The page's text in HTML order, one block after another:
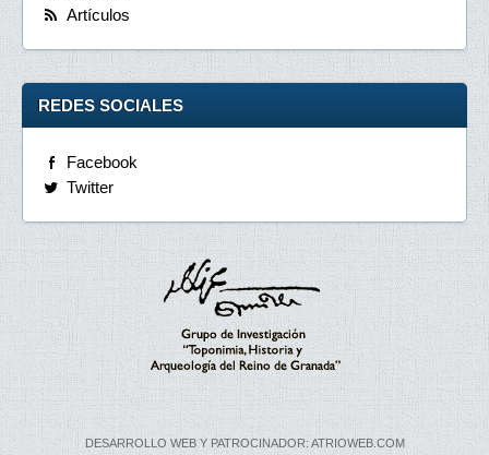
Artículos
REDES SOCIALES
Facebook
Twitter
DESARROLLO WEB Y PATROCINADOR: ATRIOWEB.COM